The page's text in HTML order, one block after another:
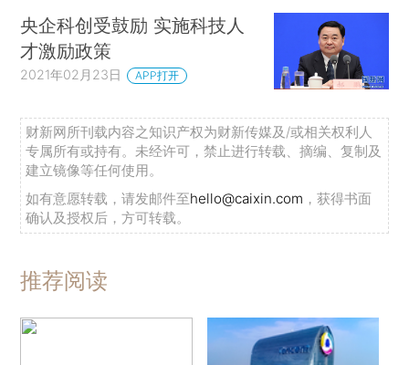
央企科创受鼓励 实施科技人
才激励政策
2021年02月23日 APP打开
财新网所刊载内容之知识产权为财新传媒及/或相关权利人
专属所有或持有。未经许可，禁止进行转载、摘编、复制及
建立镜像等任何使用。
如有意愿转载，请发邮件至hello@caixin.com ，获得书面
确认及授权后，方可转载。
推荐阅读